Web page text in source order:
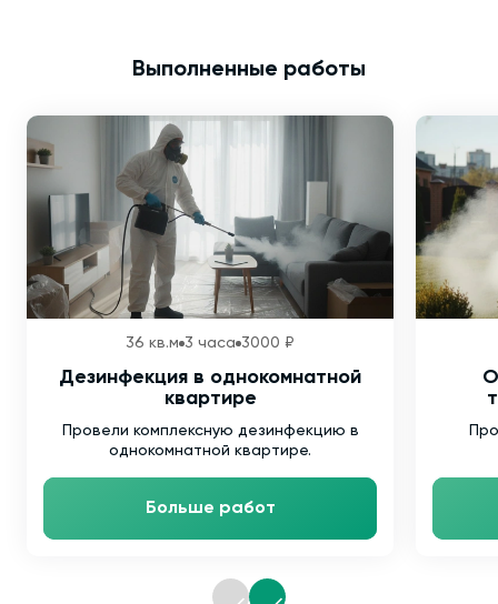
Выполненные работы
36 кв.м 3 часа 3000 ₽
Дезинфекция в однокомнатной
квартире
Провели комплексную дезинфекцию в
однокомнатной квартире.
Больше работ